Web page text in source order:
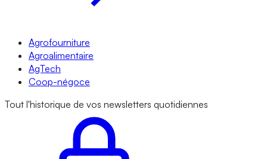
Agrofourniture
Agroalimentaire
AgTech
Coop-négoce
Tout l'historique de vos newsletters quotidiennes